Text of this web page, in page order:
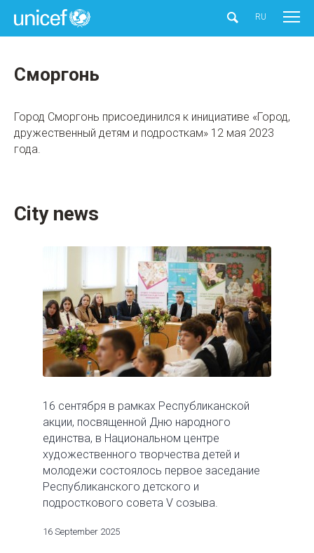
UNICEF RU
Сморгонь
Город Сморгонь присоединился к инициативе «Город,
дружественный детям и подросткам» 12 мая 2023
года.
City news
16 сентября в рамках Республиканской
акции, посвященной Дню народного
единства, в Национальном центре
художественного творчества детей и
молодежи состоялось первое заседание
Республиканского детского и
подросткового совета V созыва.
16 September 2025